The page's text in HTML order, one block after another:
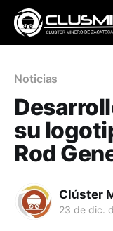
Noticias
su
Rod
Clúster
23 de dic.